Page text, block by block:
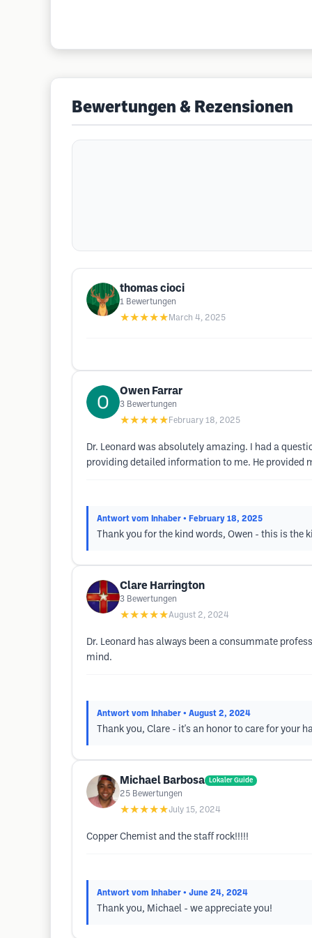
Bewertungen & Rezensionen
thomas cioci
1 Bewertungen
★★★★★ March 4, 2025
Owen Farrar
3 Bewertungen
★★★★★ February 18, 2025
Dr. Leonard was absolutely amazing. I had a
providing detailed information to me. He provided
Antwort vom Inhaber • February 18, 2025
Thank you for the kind words, Owen - this is the
Clare Harrington
3 Bewertungen
★★★★★August 2, 2024
Dr. Leonard has always been a consummate
mind.
Antwort vom Inhaber • August 2, 2024
Thank you, Clare - it's an honor to care for your
Michael Barbosa Lokaler Guide
25 Bewertungen
★★★★★July 15, 2024
Copper Chemist and the staff rock!!!!!
Antwort vom Inhaber • June 24, 2024
Thank you, Michael - we appreciate you!